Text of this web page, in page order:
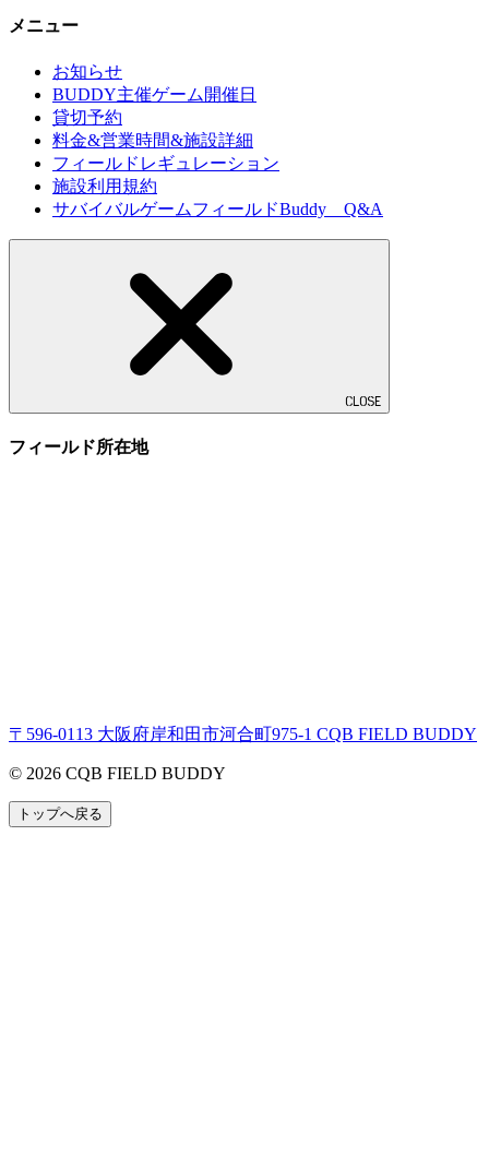
メニュー
お知らせ
BUDDY主催ゲーム開催日
貸切予約
料金&営業時間&施設詳細
フィールドレギュレーション
施設利用規約
サバイバルゲームフィールドBuddy Q&A
CLOSE
フィールド所在地
〒596-0113 大阪府岸和田市河合町975-1 CQB FIELD BUDDY
© 2026 CQB FIELD BUDDY
トップへ戻る